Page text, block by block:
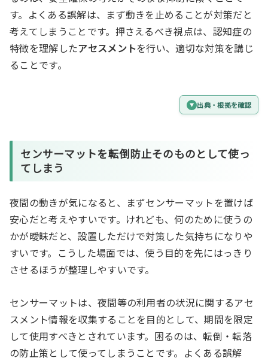
す。よくある誤解は、まず動きを止めることが対策だと
考えてしまうことです。押さえるべき視点は、認知症の
特徴を理解したアセスメントを行い、適切な対策を講じ
ることです。
出典・根拠を確認
センサーマットを転倒防止そのものとして使っ
てしまう
夜間の動きが気になると、まずセンサーマットを置けば
安心だと考えやすいです。けれども、何のために使うの
かが曖昧だと、設置しただけで対策した気持ちになりや
すいです。こうした場面では、使う目的を先にはっきり
させるほうが整理しやすいです。
センサーマットは、夜間等の利用者の状況に関するアセ
スメント情報を収集することを目的として、期間を限定
して使用すべきとされています。困るのは、転倒・転落
の防止策として使ってしまうことです。よくある誤解